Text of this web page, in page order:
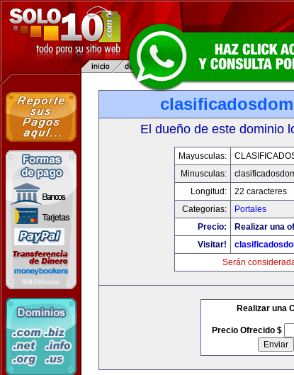
El dueño de este dominio
Mayusculas:
Minusculas:
Longitud:
22 caracteres
Categorias:
Portales
Precio:
Realizar una
Visitar!
Serán
Realizar una
Precio Ofrecido $